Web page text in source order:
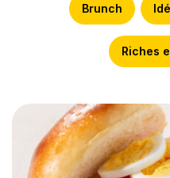
Brunch
Riches